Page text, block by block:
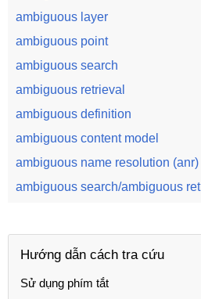
ambiguous layer
ambiguous point
ambiguous search
ambiguous retrieval
ambiguous definition
ambiguous content model
ambiguous name resolution (anr)
ambiguous search/ambiguous
Hướng dẫn cách tra cứu
Sử dụng phím tắt